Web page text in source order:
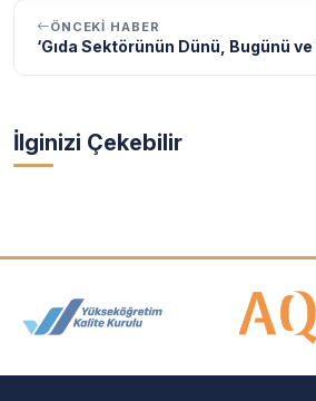
ÖNCEKI HABER
‘Gıda Sektörünün Dünü, Bugünü
İlginizi Çekebilir
Akreditasyon ve